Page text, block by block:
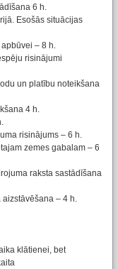
6 h.
Esošās situācijas
– 8 h.
risinājumi
un platību noteikšana
4 h.
risinājums – 6 h.
zemes gabalam – 6
raksta sastādīšana
– 4 h.
klātienei, bet